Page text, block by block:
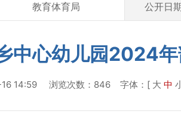
教育体育局 公开日
中心幼儿园2024
16 14:59 浏览次数：846 字体：[ 大 中